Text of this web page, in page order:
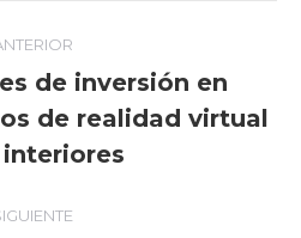
Entrada
anterior:
de inversión en
de realidad virtual
interiores